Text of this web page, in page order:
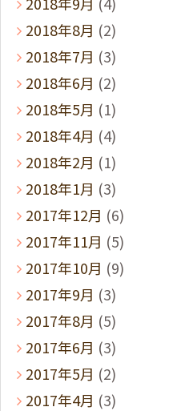
2018年8月 (2)
2018年7月 (3)
2018年6月 (2)
2018年5月 (1)
2018年4月 (4)
2018年2月 (1)
2018年1月 (3)
2017年12月 (6)
2017年11月 (5)
2017年10月 (9)
2017年9月 (3)
2017年8月 (5)
2017年6月 (3)
2017年5月 (2)
2017年4月 (3)